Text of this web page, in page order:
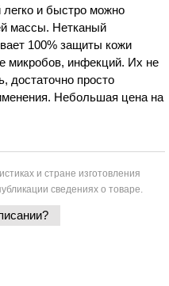
и быстро можно
массы. Нетканый
100% защиты кожи
микробов, инфекций. Их не
достаточно просто
Небольшая цена на
и стране изготовления
сведениях о товаре.